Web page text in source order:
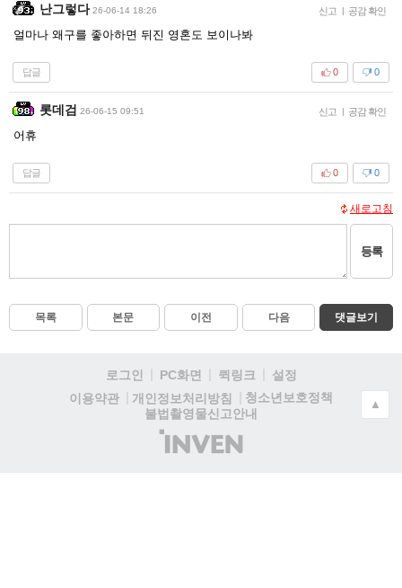
난그렇다 26-06-14 18:26 신고 | 공감 확인
얼마나 왜구를 좋아하면 뒤진 영혼도 보이나봐
답글 0
0
롯데검 26-06-15 09:51 신고 | 공감 확인
어휴
답글 0
0
새로고침
등록
목록 본문 이전 다음 댓글보기
로그인 PC화면 퀵링크
설정
이용약관
개인정보처리방침
청소년보호정책
불법촬영물신고안내
(주)
인
▲